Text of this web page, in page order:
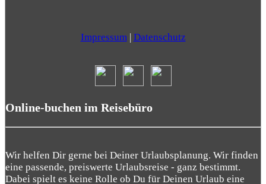
Impressum| Datenschutz
Online-buchen im Reisebüro
Wir helfen Dir gerne bei Deiner Urlaubsplanung. Wir finden
eine passende, preiswerte Urlaubsreise - ganz bestimmt.
Dabei spielt es keine Rolle ob Du für Deinen Urlaub eine